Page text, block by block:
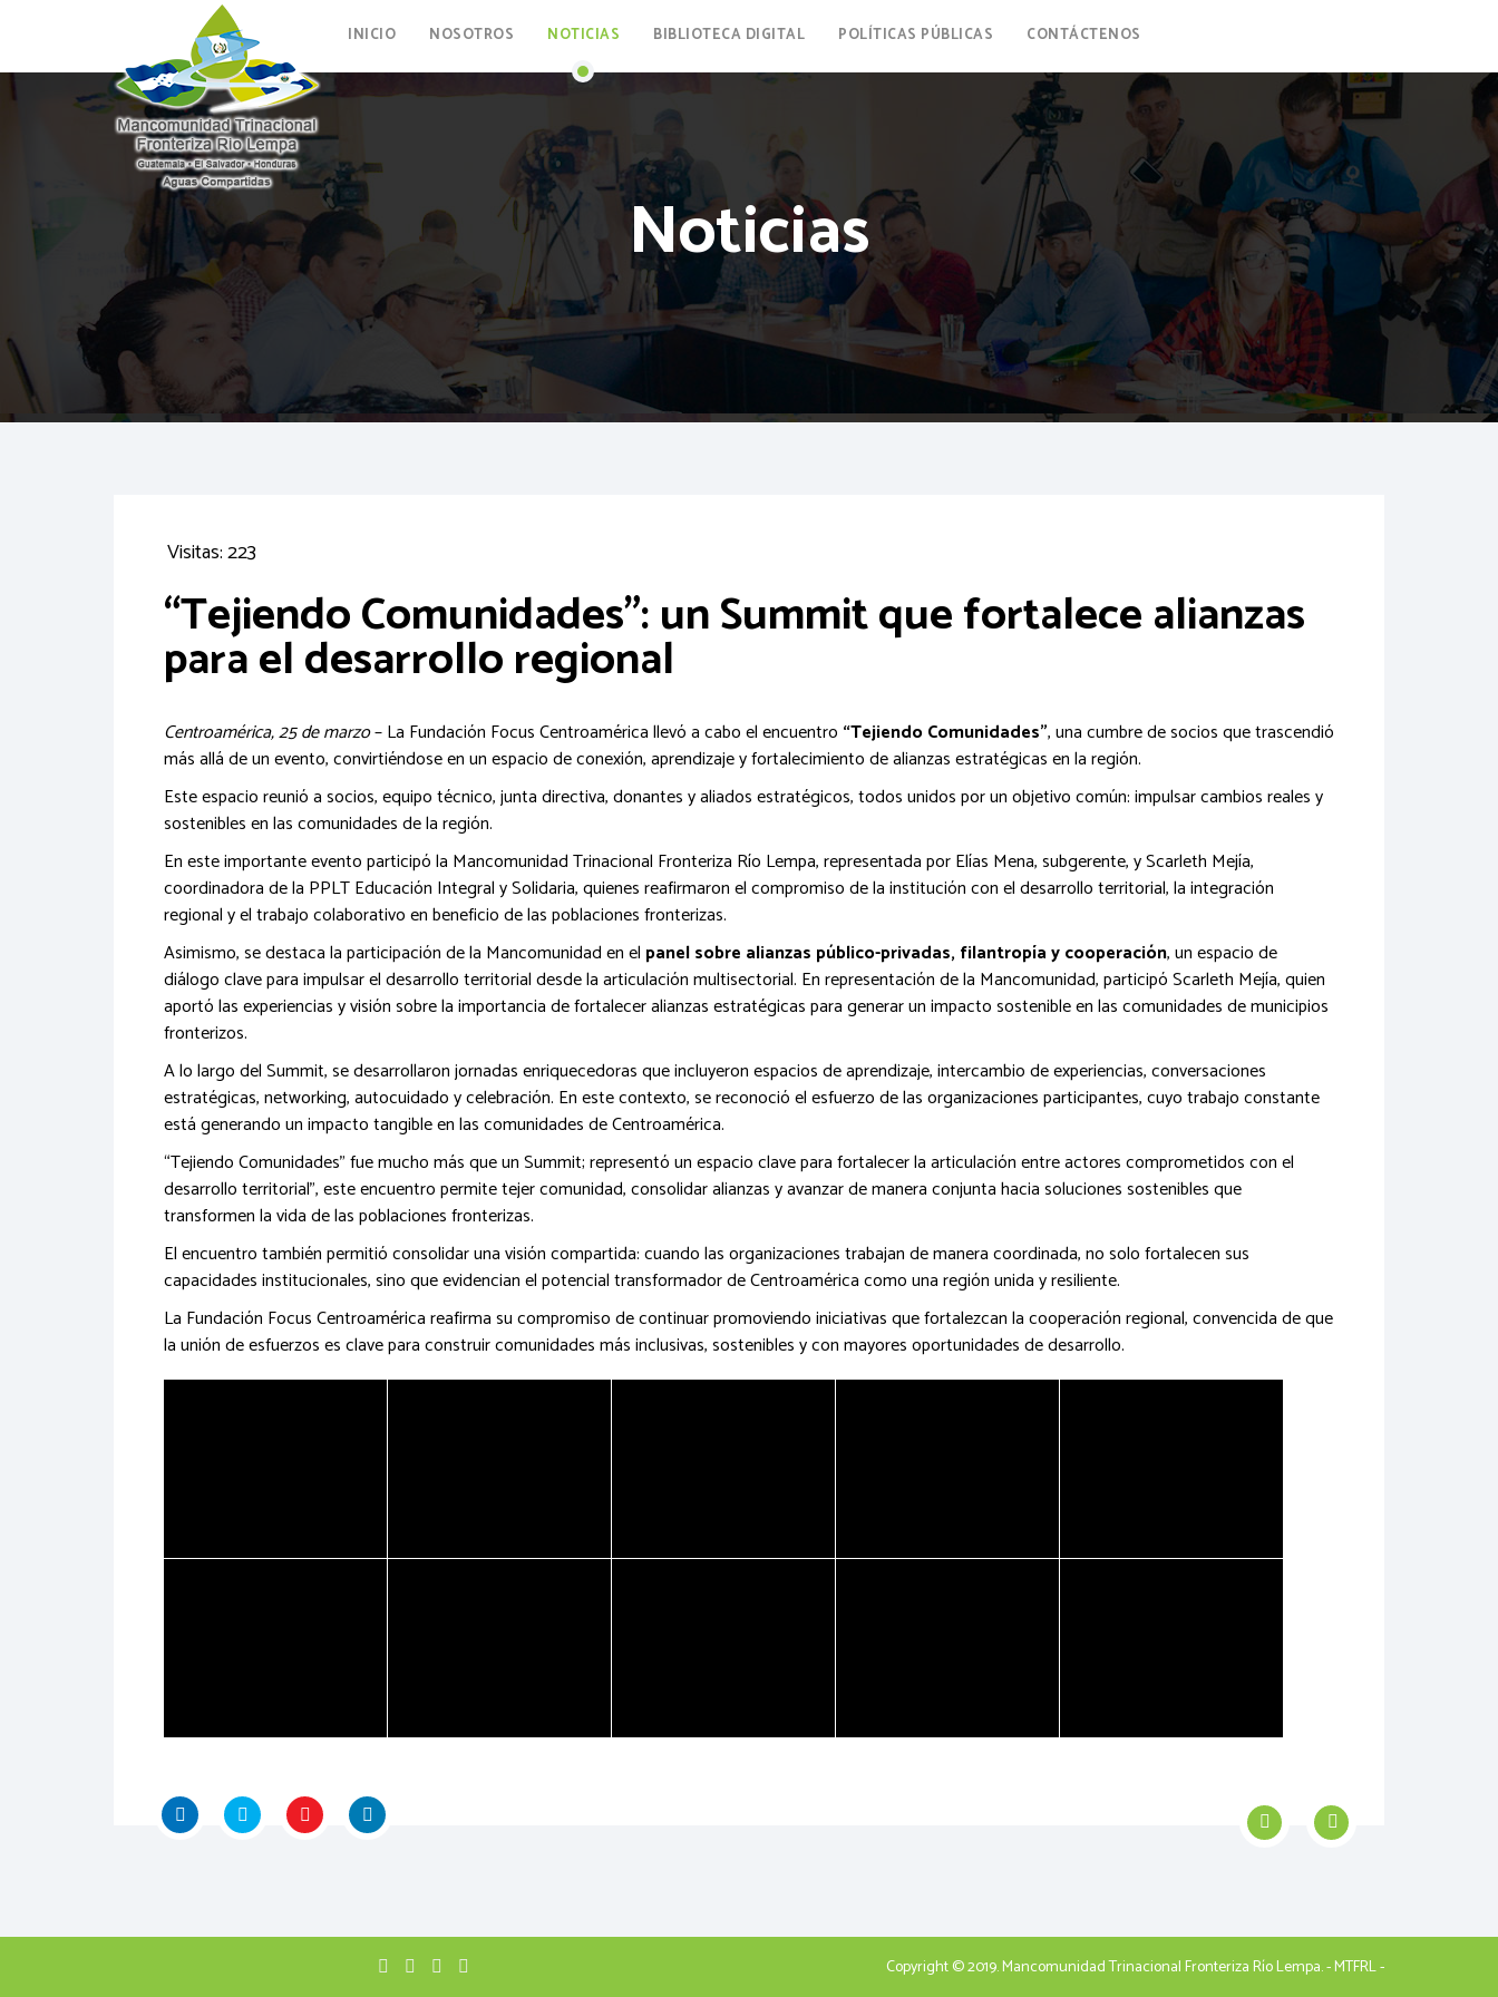
INICIO NOSOTROS NOTICIAS BIBLIOTECA DIGITAL POLÍTICAS PÚBLICAS CONTÁCTENOS
Noticias
Visitas: 223
“Tejiendo Comunidades”: un Summit que fortalece alianzas
para el desarrollo regional
Centroamérica, 25 de marzo– La Fundación Focus Centroamérica llevó a cabo el encuentro “Tejiendo Comunidades”, una cumbre de socios que trascendió
más allá de un evento, convirtiéndose en un espacio de conexión, aprendizaje y fortalecimiento de alianzas estratégicas en la región.
Este espacio reunió a socios, equipo técnico, junta directiva, donantes y aliados estratégicos, todos unidos por un objetivo común: impulsar cambios reales y
sostenibles en las comunidades de la región.
En este importante evento participó la Mancomunidad Trinacional Fronteriza Río Lempa, representada por Elías Mena, subgerente, y Scarleth Mejía,
coordinadora de la PPLT Educación Integral y Solidaria, quienes reafirmaron el compromiso de la institución con el desarrollo territorial, la integración
regional y el trabajo colaborativo en beneficio de las poblaciones fronterizas.
Asimismo, se destaca la participación de la Mancomunidad en el panel sobre alianzas público-privadas, filantropía y cooperación, un espacio de
diálogo clave para impulsar el desarrollo territorial desde la articulación multisectorial. En representación de la Mancomunidad, participó Scarleth Mejía, quien
aportó las experiencias y visión sobre la importancia de fortalecer alianzas estratégicas para generar un impacto sostenible en las comunidades de municipios
fronterizos.
A lo largo del Summit, se desarrollaron jornadas enriquecedoras que incluyeron espacios de aprendizaje, intercambio de experiencias, conversaciones
estratégicas, networking, autocuidado y celebración. En este contexto, se reconoció el esfuerzo de las organizaciones participantes, cuyo trabajo constante
está generando un impacto tangible en las comunidades de Centroamérica.
“Tejiendo Comunidades” fue mucho más que un Summit; representó un espacio clave para fortalecer la articulación entre actores comprometidos con el
desarrollo territorial”, este encuentro permite tejer comunidad, consolidar alianzas y avanzar de manera conjunta hacia soluciones sostenibles que
transformen la vida de las poblaciones fronterizas.
El encuentro también permitió consolidar una visión compartida: cuando las organizaciones trabajan de manera coordinada, no solo fortalecen sus
capacidades institucionales, sino que evidencian el potencial transformador de Centroamérica como una región unida y resiliente.
La Fundación Focus Centroamérica reafirma su compromiso de continuar promoviendo iniciativas que fortalezcan la cooperación regional, convencida de que
la unión de esfuerzos es clave para construir comunidades más inclusivas, sostenibles y con mayores oportunidades de desarrollo.
Copyright © 2019. Mancomunidad Trinacional Fronteriza Río Lempa. - MTFRL -